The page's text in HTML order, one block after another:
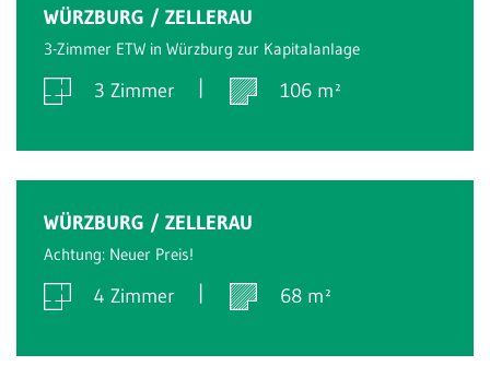
WÜRZBURG / ZELLERAU
3-Zimmer ETW in Würzburg zur Kapitalanlage
3 Zimmer 106 m²
WÜRZBURG / ZELLERAU
Achtung: Neuer Preis!
4 Zimmer 68 m²